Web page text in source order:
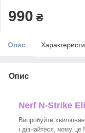
990 ₴
Опис
Опис
Nerf N-Strike
Випробуйте
і дізнайтеся, чому